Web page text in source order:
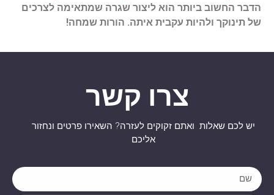
הדבר החשוב ביותר הוא ליצור שגרה שמתאימה לצרכים
של תינוקך ולהיות עקבית איתה. הורות שמחה!
צרו קשר
יש לכם שאלות ואתם זקוקים לעזרה? השאירו פרטים ונחזור
אליכם